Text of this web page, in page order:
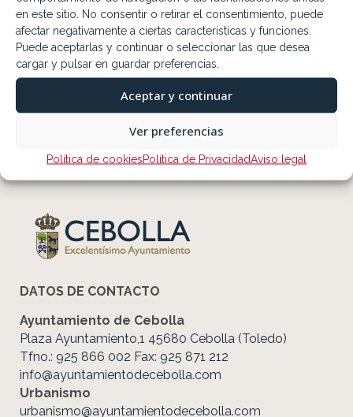
en este sitio. No consentir o retirar el consentimiento, puede
afectar negativamente a ciertas características y funciones.
Puede aceptarlas y continuar o seleccionar las que desea
cargar y pulsar en guardar preferencias.
Aceptar y continuar
Ver preferencias
Política de cookiesPolítica de PrivacidadAviso legal
Sábado 18 de julio «Campechano: Humor
Emérito»
3.07.2026
DATOS DE CONTACTO
Ayuntamiento de Cebolla
Plaza Ayuntamiento,1 45680 Cebolla (Toledo)
Tfno.: 925 866 002 Fax: 925 871 212
info@ayuntamientodecebolla.com
Urbanismo
urbanismo@ayuntamientodecebolla.com